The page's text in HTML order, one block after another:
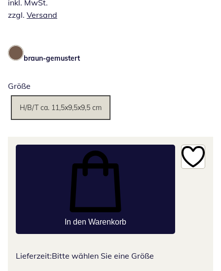
inkl. MwSt.
zzgl. Versand
braun-gemustert
Größe
H/B/T ca. 11,5x9,5x9,5 cm
In den Warenkorb
Lieferzeit:Bitte wählen Sie eine Größe